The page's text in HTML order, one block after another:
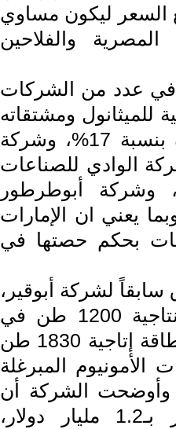
السعر ليكون مساوي
والفلاحين
في عدد من الشركات
للميثانول ومشتقاته
بنسبة 35%، وشركة حلوان للأسمدة بنسبة 17%، وشركة
بنسبة 15%، وشركة الوادي للصناعات
والأسمدة بنسبة 10%، وشركة أبوطرطور
بنسبة 9.5%.. وبما يعني ان الإمارات
بحكم حصتها في
لشركة أبوقير،
لإقامة مصنع لإنتاج الأمونيا بطاقة إنتاجية 1200 طن في
اليوم ومصنع لإنتاج حامض النيتريك بطاقة إتاجية 1830 طن
الأمونيوم المبرغلة
في اليوم. وأوضحت الشركة أن
التكلفة الاستثمارية للمشروع تقدر بـ1.2 مليار دولار،